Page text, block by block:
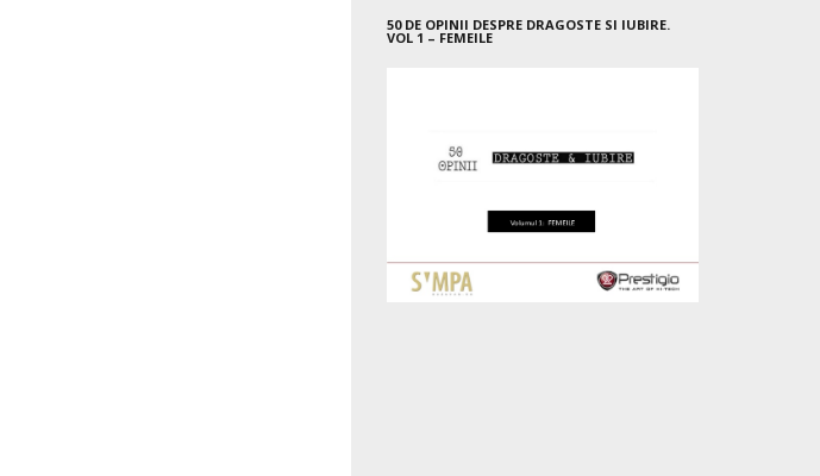
50 DE OPINII DESPRE DRAGOSTE SI IUBIRE.
VOL 1 – FEMEILE